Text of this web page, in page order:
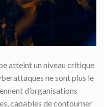
atteint un niveau critique
ne sont plus le
d’organisations
capables de contourner